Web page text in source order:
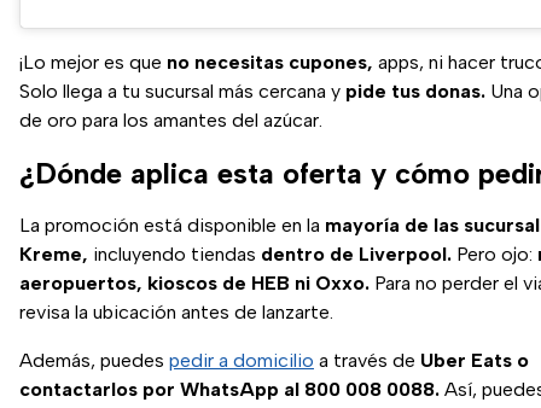
¡Lo mejor es que no necesitas cupones, apps, ni hacer
Solo llega a tu sucursal más cercana y pide tus donas. Una
de oro para los amantes del azúcar.
¿Dónde aplica esta oferta y cómo
La promoción está disponible en la mayoría de las
Kreme, incluyendo tiendas dentro de Liverpool. Pero ojo:
aeropuertos, kioscos de HEB ni Oxxo. Para no perder el
revisa la ubicación antes de lanzarte.
Además, puedes pedir a domicilio a través de Uber Eats o
contactarlos por WhatsApp al 800 008 0088. Así,